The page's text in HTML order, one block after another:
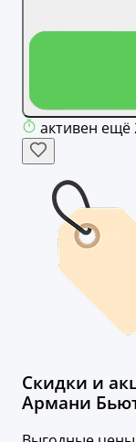
активен ещё
Скидки и
Армани